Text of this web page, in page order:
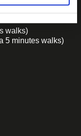
walks)
5 minutes walks)